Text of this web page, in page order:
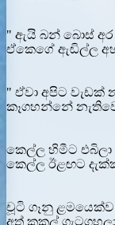
" ඇයි බන් බොස්
ඒකෙගේ ඇඬිල්ල
" ඒවා අපිට වැඩක්
කෑගහන්නේ
කෙල්ල හිමීට එබිලා
කෙල්ල ඊළඟට
චූටි ගෑනු ළමයෙක්ව
අත් කකුල්